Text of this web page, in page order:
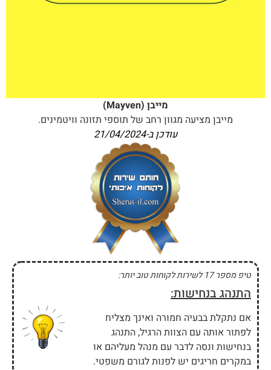
מייבן (Mayven)
מייבן מציעה מגוון רחב של תוספי תזונה וויטמינים.
עודכן ב-21/04/2024
טיפ מספר 17 לשירות לקוחות טוב יותר:
התנהג בנחישות:
אם נתקלת בבעיה חמורה ואינך מצליח
לפתור אותה עם הצוות הרגיל, התנהג
בנחישות ונסה לדבר עם מנהל מעליהם או
במקרים חריגים יש לפנות לגורם משפטי.